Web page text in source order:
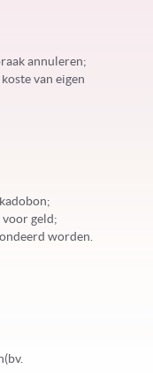
annuleren;
van eigen
voor geld;
worden.